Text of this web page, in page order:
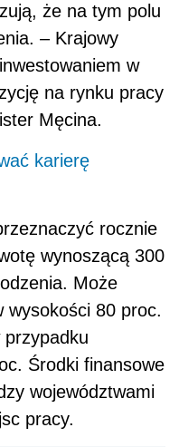
że na tym polu
– Krajowy
w
na rynku pracy
Męcina.
karierę
rocznie
wynoszącą 300
Może
wysokości 80 proc.
przypadku
Środki finansowe
województwami
pracy.